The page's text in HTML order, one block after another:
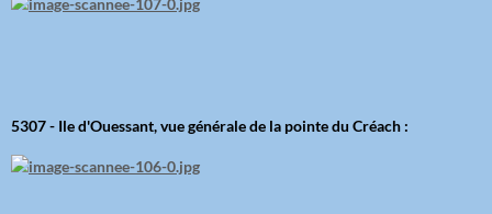
5307 - Ile d'Ouessant, vue générale de la pointe du Créach :